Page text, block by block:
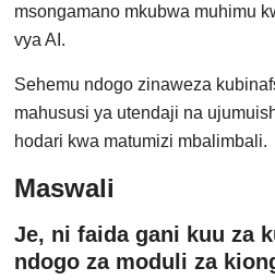
msongamano mkubwa muhimu
vya AI.
Sehemu ndogo zinaweza
mahususi ya utendaji na
hodari kwa matumizi mbalimbali.
Maswali
Je, ni faida gani kuu za
ndogo za moduli za